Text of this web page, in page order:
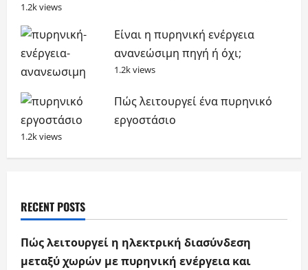
1.2k views
Είναι η πυρηνική ενέργεια
ανανεώσιμη πηγή ή όχι;
1.2k views
Πώς λειτουργεί ένα πυρηνικό
εργοστάσιο
1.2k views
RECENT POSTS
Πώς λειτουργεί η ηλεκτρική διασύνδεση
μεταξύ χωρών με πυρηνική ενέργεια και